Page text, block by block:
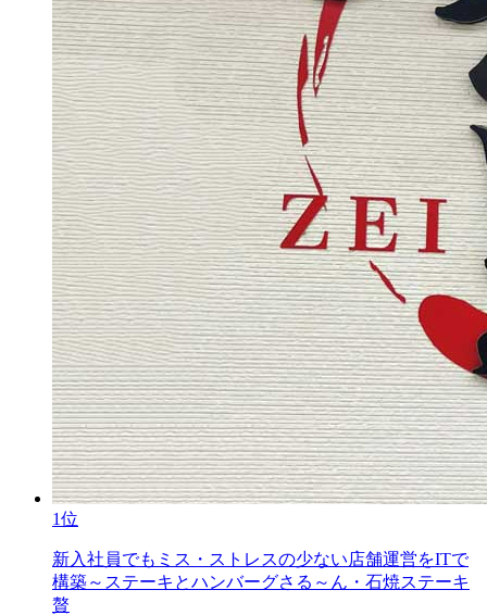
1位
新入社員でもミス・ストレスの少ない店舗運営をITで
構築～ステーキとハンバーグさる～ん・石焼ステーキ
贅